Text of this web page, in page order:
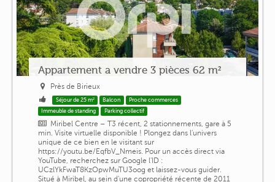
Appartement a vendre 3 pièces 62 m²
Près de Birieux
Séjour de 25 m² Balcon
Proche commerces
Immeuble de standing
Parking collectif
Miribel Centre – T3 récent, 2 stationnements, gare à 5
min. Visite virtuelle disponible ! Plongez dans l'univers
unique de ce bien en le visitant sur
https://youtu.be/EqfbV_Nmeis. Pour un accès direct via
YouTube, recherchez sur Google l'ID :
UCzlYkFwaT8KzOpwMuTU3oog et laissez-vous guider.
Situé à Miribel, au sein d'une copropriété récente de 2011